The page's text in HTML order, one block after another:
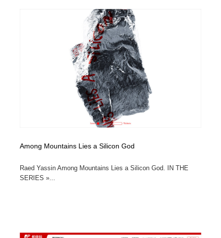
Among Mountains Lies a Silicon God
Raed Yassin Among Mountains Lies a Silicon God. IN THE
SERIES »...